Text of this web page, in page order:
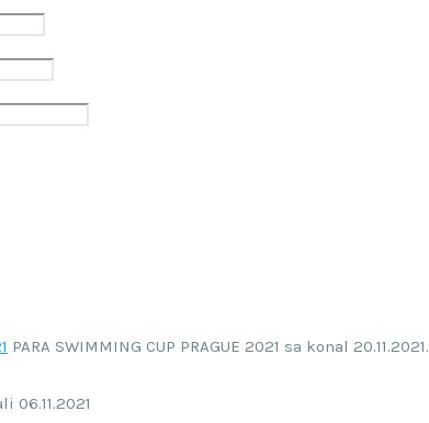
PARA SWIMMING CUP PRAGUE 2021 sa konal 20.11.2021.
06.11.2021